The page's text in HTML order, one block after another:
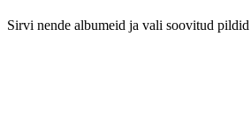
Sirvi nende albumeid ja vali soovitud